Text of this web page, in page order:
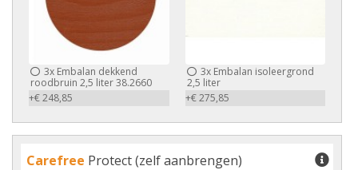
3x Embalan dekkend
roodbruin 2,5 liter 38.2660
+€ 248,85
3xEmbalan isoleergrond
2,5 liter
+€ 275,85
Carefree Protect (zelf aanbrengen)